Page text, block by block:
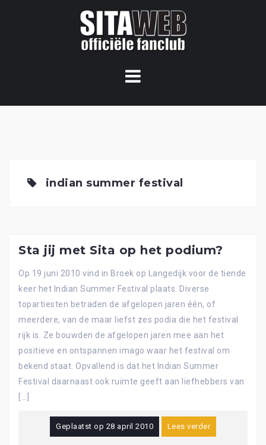
indian summer festival
Sta jij met Sita op het podium?
Op 19 juni 2010 vind in Broek op Langedijk voor de tiende
keer het Indian Summer Festival plaats. Diverse
topartiesten betraden de afgelopen jaren één, of
meerdere, van de maar liefst zes podia die het festival
rijk is. Ze bouwden de afgelopen jaren mee aan het
positieve en ontspannen imago waar het festival om
bekend staat. Opvallend is dat het Indian Summer
Festival daarnaast ook ruimte geeft aan liefhebbers van
Geplaatst op 28 april 2010 Lees verder